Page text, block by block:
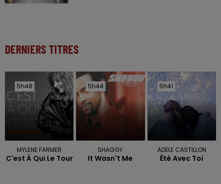
DERNIERS TITRES
5h48
5h48
MYLENE FARMER
C'est À Qui Le Tour
5h44
5h44
SHAGGY
It Wasn't Me
5h41
5h41
ADELE CASTILLON
Été Avec Toi